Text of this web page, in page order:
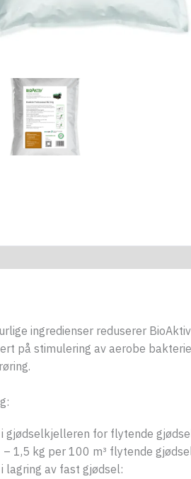
ingredienser reduserer
på stimulering av aerobe
i gjødselkjelleren for flytende
– 1,5 kg per 100 m³ flytende
lagring av fast gjødsel: